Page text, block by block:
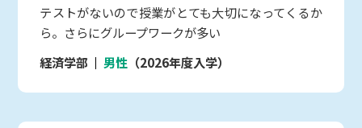
テストがないので授業がとても大切になってくるか
ら。さらにグループワークが多い
経済学部
男性 （2026年度入学）